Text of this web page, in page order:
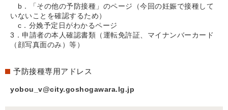
b．「その他の予防接種」のページ（今回の妊娠で接種して
いないことを確認するため）
c．分娩予定日がわかるページ
3．申請者の本人確認書類（運転免許証、マイナンバーカード
（顔写真面のみ）等）
予防接種専用アドレス
yobou_v@city.goshogawara.lg.jp